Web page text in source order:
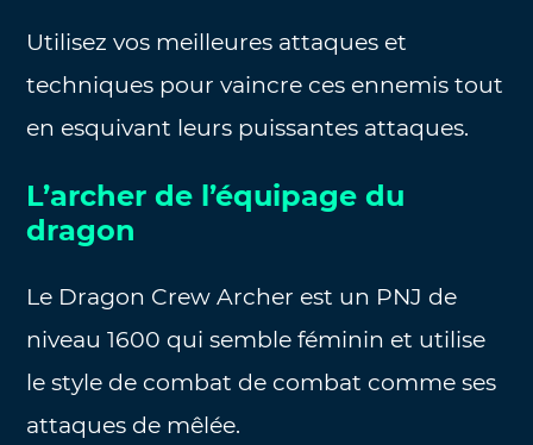
Utilisez vos meilleures attaques et
techniques pour vaincre ces ennemis tout
en esquivant leurs puissantes attaques.
L’archer de l’équipage du
dragon
Le Dragon Crew Archer est un PNJ de
niveau 1600 qui semble féminin et utilise
le style de combat de combat comme ses
attaques de mêlée.